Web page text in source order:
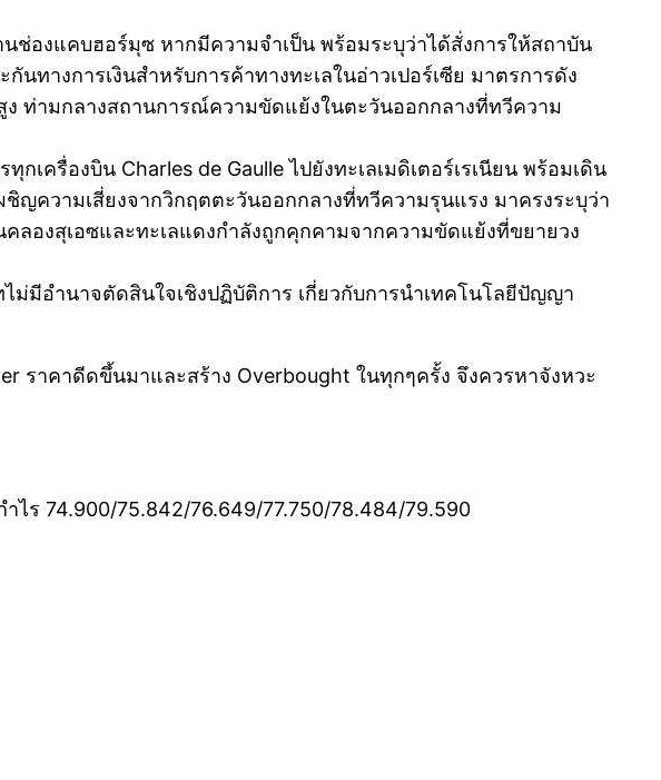
ช่องแคบฮอร์มุซ หากมีความจำเป็น พร้อมระบุว่าได้สั่งการให้สถาบัน
ทางการเงินสำหรับการค้าทางทะเลในอ่าวเปอร์เซีย มาตรการดัง
ท่ามกลางสถานการณ์ความขัดแย้งในตะวันออกกลางที่ทวีความ
กเครื่องบิน Charles de Gaulle ไปยังทะเลเมดิเตอร์เรเนียน พร้อมเดิน
ญความเสี่ยงจากวิกฤตตะวันออกกลางที่ทวีความรุนแรง มาครงระบุว่า
ลองสุเอซและทะเลแดงกำลังถูกคุกคามจากความขัดแย้งที่ขยายวง
มีอำนาจตัดสินใจเชิงปฏิบัติการ เกี่ยวกับการนำเทคโนโลยีปัญญา
ราคาดีดขึ้นมาและสร้าง Overbought ในทุกๆครั้ง จึงควรหาจังหวะ
ไร 74.900/75.842/76.649/77.750/78.484/79.590